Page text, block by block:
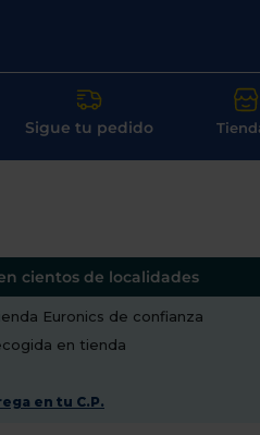
Sigue tu pedido
cientos de localidades
Euronics de confianza
en tienda
en tu C.P.